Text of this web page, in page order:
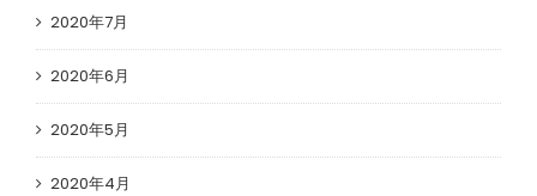
2020年7月
2020年6月
2020年5月
2020年4月